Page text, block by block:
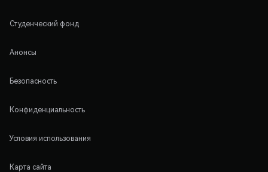
Студенческий фонд
Анонсы
Безопасность
Конфиденциальность
Условия использования
Карта сайта